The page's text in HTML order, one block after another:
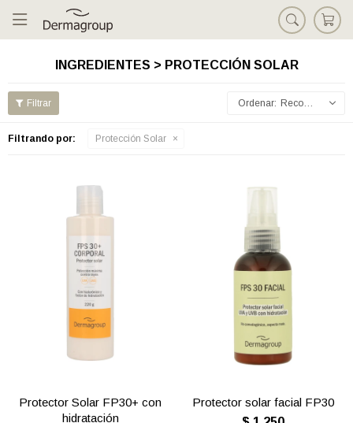

INGREDIENTES > PROTECCIÓN SOLAR
Recomendados
Filtrando por: Protección Solar
Protector Solar FP30+ con
hidratación
Protector solar facial FP30